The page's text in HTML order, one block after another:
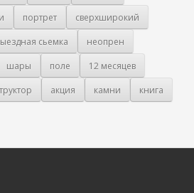
портрет
сверхширокий
сьемка
неопрен
шары поле
12 месяцев
акция камни
книга